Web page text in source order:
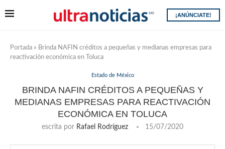
¡ANÚNCIATE!
Portada » Brinda NAFIN créditos a pequeñas y medianas empresas para
reactivación económica en Toluca
Estado de México
BRINDA NAFIN CRÉDITOS A PEQUEÑAS Y
MEDIANAS EMPRESAS PARA REACTIVACIÓN
ECONÓMICA EN TOLUCA
escrita por Rafael Rodríguez 15/07/2020